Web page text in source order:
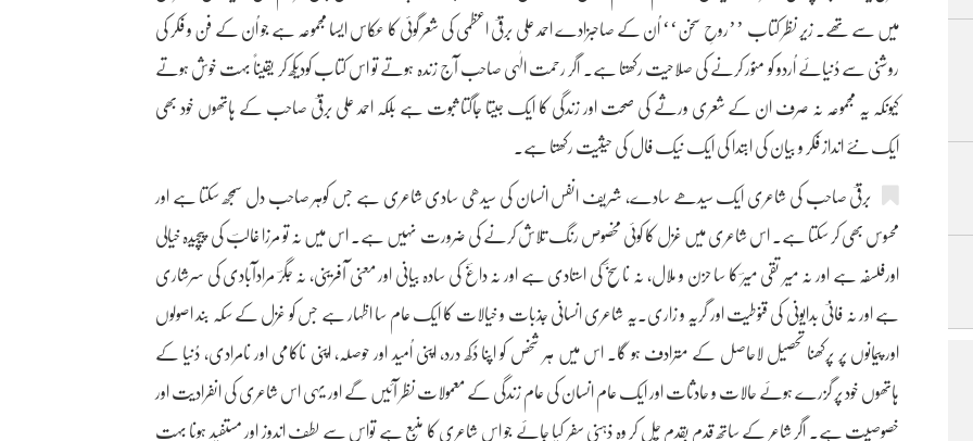
میں سے تھے۔ زیر نظر کتاب ’’روحِ سخن‘‘ اُن کے صاحبزادے احمد علی برقیؔ اعظمی کی شعر گوئی کا عکاس ایسا مجموعہ ہے جو اُن کے فن و فکر کی
روشنی سے دُنیائے اُردو کو منوّر کرنے کی صلاحیت رکھتا ہے۔ اگر رحمت الٰہی صاحب آج زندہ ہوتے تو اس کتاب کودیکھ کر یقیناً بہت خوش ہوتے
کیونکہ یہ مجموعہ نہ صرف ان کے شعری ورثے کی صحت اور زندگی کا ایک جیتا جاگتا ثبوت ہے بلکہ احمد علی برقیؔ صاحب کے ہاتھوں خود بھی
ایک نئے انداز فکر و بیان کی ابتدا کی ایک نیک فال کی حیثیت رکھتا ہے۔
برقیؔ صاحب کی شاعری ایک سیدھے سادے، شریف انفس انسان کی سیدھی سادی شاعری ہے جس کوہر صاحب دل سمجھ سکتا ہے اور
محسوس بھی کر سکتا ہے۔ اس شاعری میں غزل کا کوئی مخصوص رنگ تلاش کرنے کی ضرورت نہیں ہے۔ اس میں نہ تو مرزا غالبؔ کی پیچیدہ خیالی
اورفلسفہ ہے اور نہ میر تقی میرؔ کا سا حزن و ملال، نہ ناسخؔ کی استادی ہے اور نہ داغؔ کی سادہ بیانی اور معنی آفرینی، نہ جگرؔ مرادآبادی کی سرشاری
ہے اور نہ فانیؔ بدایونی کی قنوطیت اور گریہ و زاری۔یہ شاعری انسانی جذبات و خیالات کا ایک عام سا اظہار ہے جس کو غزل کے سکہ بند اصولوں
اور پیمانوں پر پرکھنا تحصیل لاحاصل کے مترادف ہو گا۔ اس میں ہر شخص کو اپنا دُکھ درد، اپنی اُمید اور حوصلہ، اپنی ناکامی اور نامرادی، دُنیا کے
ہاتھوں خود پر گزرے ہوئے حالات و حادثات اور ایک عام انسان کی عام زندگی کے معمولات نظر آئیں گے اور یہی اس شاعری کی انفرادیت اور
خصوصیت ہے۔ اگر شاعر کے ساتھ قدم بقدم چل کر وہ ذہنی سفر کیا جائے جو اس شاعری کا منبع ہے تواس سے لطف اندوز اور مستفید ہونا بہت